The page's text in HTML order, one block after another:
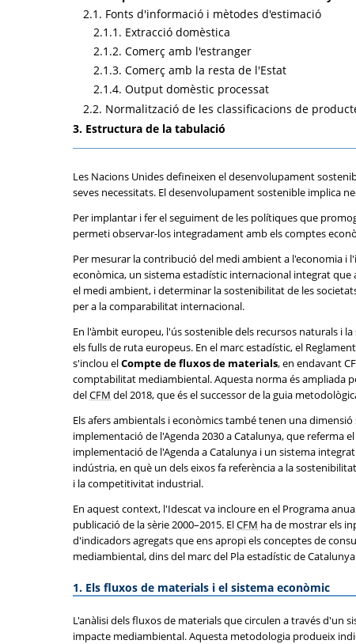
2.1. Fonts d'informació i mètodes d'estimació
2.1.1. Extracció domèstica
2.1.2. Comerç amb l'estranger
2.1.3. Comerç amb la resta de l'Estat
2.1.4. Output domèstic processat
2.2. Normalització de les classificacions de
3. Estructura de la tabulació
Les Nacions Unides defineixen el desenvolupament
seves necessitats. El desenvolupament sostenible implica
Per implantar i fer el seguiment de les polítiques que
permeti observar-los integradament amb els comptes
Per mesurar la contribució del medi ambient a l'economia i
econòmica, un sistema estadístic internacional integrat
el medi ambient, i determinar la sostenibilitat de les
per a la comparabilitat internacional.
En l'àmbit europeu, l'ús sostenible dels recursos naturals i
els fulls de ruta europeus. En el marc estadístic, el
s'inclou elCompte de fluxos de materials, en endavant
comptabilitat mediambiental. Aquesta norma és ampliada
delCFM del 2018, que és el successor de la guia
Els afers ambientals i econòmics també tenen una
implementació de l'Agenda 2030 a Catalunya, que referma
implementació de l'Agenda a Catalunya i un sistema
indústria, en què un dels eixos fa referència a la
i la competitivitat industrial.
En aquest context, l'Idescat va incloure en el Programa
publicació de la sèrie 2000–2015. ElCFM ha de mostrar els
d'indicadors agregats que ens apropi els conceptes de
mediambiental, dins del marc del Pla estadístic de Catalunya
1. Els fluxos de materials i el sistema econòmic
L'anàlisi dels fluxos de materials que circulen a través d'un
impacte mediambiental. Aquesta metodologia produeix